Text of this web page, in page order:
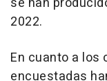
2022.
En cuanto a los
encuestadas